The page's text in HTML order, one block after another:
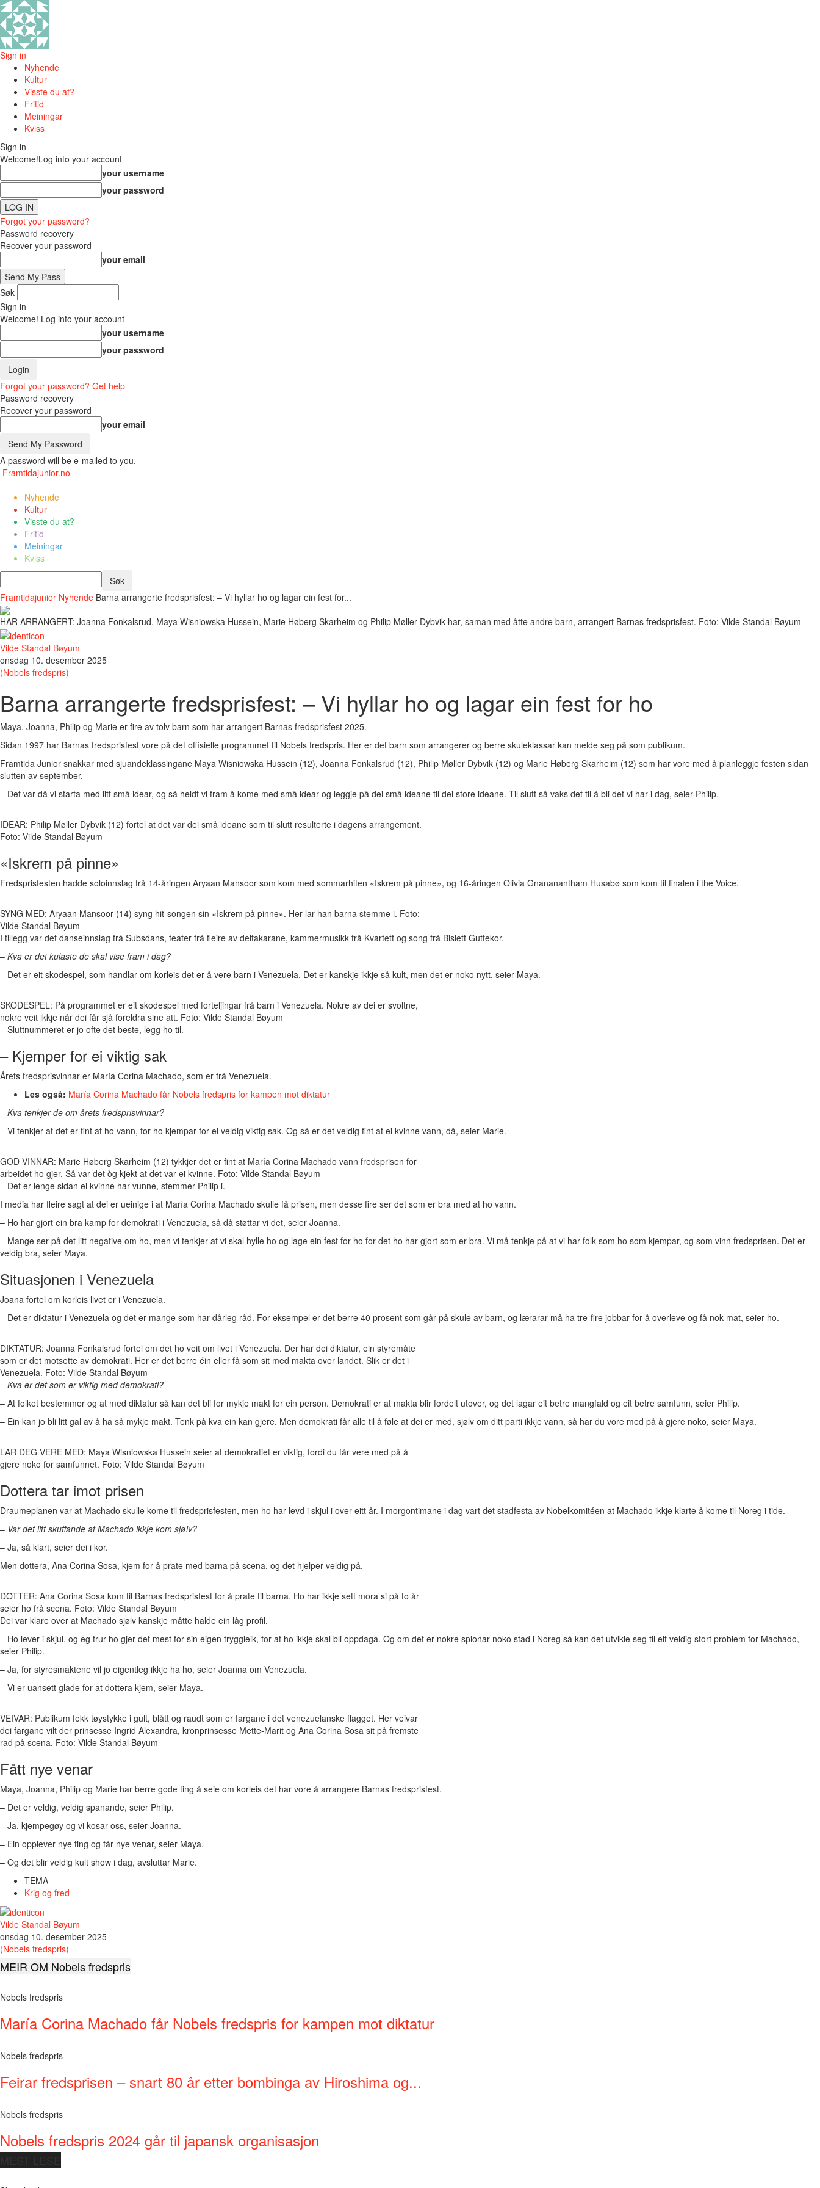
Sign in
Nyhende
Kultur
Visste du at?
Fritid
Meiningar
Kviss
Sign in
Welcome!Log into your account
your username
your password
Forgot your password?
Password recovery
Recover your password
your email
Søk
Sign in
Welcome! Log into your account
your username
your password
Forgot your password? Get help
Password recovery
Recover your password
your email
A password will be e-mailed to you.
Framtidajunior.no
Nyhende
Kultur
Visste du at?
Fritid
Meiningar
Kviss
Framtidajunior Nyhende Barna arrangerte fredsprisfest: – Vi hyllar ho og lagar ein fest for...
HAR ARRANGERT: Joanna Fonkalsrud, Maya Wisniowska Hussein, Marie Høberg Skarheim og Philip Møller Dybvik har, saman med åtte andre barn, arrangert Barnas fredsprisfest. Foto: Vilde Standal Bøyum
Vilde Standal Bøyum
onsdag 10. desember 2025
(Nobels fredspris)
Barna arrangerte fredsprisfest: – Vi hyllar ho og lagar ein fest for ho
Maya, Joanna, Philip og Marie er fire av tolv barn som har arrangert Barnas fredsprisfest 2025.
Sidan 1997 har Barnas fredsprisfest vore på det offisielle programmet til Nobels fredspris. Her er det barn som arrangerer og berre skuleklassar kan melde seg på som publikum.
Framtida Junior snakkar med sjuandeklassingane Maya Wisniowska Hussein (12), Joanna Fonkalsrud (12), Philip Møller Dybvik (12) og Marie Høberg Skarheim (12) som har vore med å planleggje festen sidan
slutten av september.
– Det var då vi starta med litt små idear, og så heldt vi fram å kome med små idear og leggje på dei små ideane til dei store ideane. Til slutt så vaks det til å bli det vi har i dag, seier Philip.
IDEAR: Philip Møller Dybvik (12) fortel at det var dei små ideane som til slutt resulterte i dagens arrangement.
Foto: Vilde Standal Bøyum
«Iskrem på pinne»
Fredsprisfesten hadde soloinnslag frå 14-åringen Aryaan Mansoor som kom med sommarhiten «Iskrem på pinne», og 16-åringen Olivia Gnananantham Husabø som kom til finalen i the Voice.
SYNG MED: Aryaan Mansoor (14) syng hit-songen sin «Iskrem på pinne». Her lar han barna stemme i. Foto:
Vilde Standal Bøyum
I tillegg var det danseinnslag frå Subsdans, teater frå fleire av deltakarane, kammermusikk frå Kvartett og song frå Bislett Guttekor.
– Kva er det kulaste de skal vise fram i dag?
– Det er eit skodespel, som handlar om korleis det er å vere barn i Venezuela. Det er kanskje ikkje så kult, men det er noko nytt, seier Maya.
SKODESPEL: På programmet er eit skodespel med forteljingar frå barn i Venezuela. Nokre av dei er svoltne,
nokre veit ikkje når dei får sjå foreldra sine att. Foto: Vilde Standal Bøyum
– Sluttnummeret er jo ofte det beste, legg ho til.
– Kjemper for ei viktig sak
Årets fredsprisvinnar er María Corina Machado, som er frå Venezuela.
Les også: María Corina Machado får Nobels fredspris for kampen mot diktatur
– Kva tenkjer de om årets fredsprisvinnar?
– Vi tenkjer at det er fint at ho vann, for ho kjempar for ei veldig viktig sak. Og så er det veldig fint at ei kvinne vann, då, seier Marie.
GOD VINNAR: Marie Høberg Skarheim (12) tykkjer det er fint at María Corina Machado vann fredsprisen for
arbeidet ho gjer. Så var det òg kjekt at det var ei kvinne. Foto: Vilde Standal Bøyum
– Det er lenge sidan ei kvinne har vunne, stemmer Philip i.
I media har fleire sagt at dei er ueinige i at María Corina Machado skulle få prisen, men desse fire ser det som er bra med at ho vann.
– Ho har gjort ein bra kamp for demokrati i Venezuela, så då støttar vi det, seier Joanna.
– Mange ser på det litt negative om ho, men vi tenkjer at vi skal hylle ho og lage ein fest for ho for det ho har gjort som er bra. Vi må tenkje på at vi har folk som ho som kjempar, og som vinn fredsprisen. Det er
veldig bra, seier Maya.
Situasjonen i Venezuela
Joana fortel om korleis livet er i Venezuela.
– Det er diktatur i Venezuela og det er mange som har dårleg råd. For eksempel er det berre 40 prosent som går på skule av barn, og lærarar må ha tre-fire jobbar for å overleve og få nok mat, seier ho.
DIKTATUR: Joanna Fonkalsrud fortel om det ho veit om livet i Venezuela. Der har dei diktatur, ein styremåte
som er det motsette av demokrati. Her er det berre éin eller få som sit med makta over landet. Slik er det i
Venezuela. Foto: Vilde Standal Bøyum
– Kva er det som er viktig med demokrati?
– At folket bestemmer og at med diktatur så kan det bli for mykje makt for ein person. Demokrati er at makta blir fordelt utover, og det lagar eit betre mangfald og eit betre samfunn, seier Philip.
– Ein kan jo bli litt gal av å ha så mykje makt. Tenk på kva ein kan gjere. Men demokrati får alle til å føle at dei er med, sjølv om ditt parti ikkje vann, så har du vore med på å gjere noko, seier Maya.
LAR DEG VERE MED: Maya Wisniowska Hussein seier at demokratiet er viktig, fordi du får vere med på å
gjere noko for samfunnet. Foto: Vilde Standal Bøyum
Dottera tar imot prisen
Draumeplanen var at Machado skulle kome til fredsprisfesten, men ho har levd i skjul i over eitt år. I morgontimane i dag vart det stadfesta av Nobelkomitéen at Machado ikkje klarte å kome til Noreg i tide.
– Var det litt skuffande at Machado ikkje kom sjølv?
– Ja, så klart, seier dei i kor.
Men dottera, Ana Corina Sosa, kjem for å prate med barna på scena, og det hjelper veldig på.
DOTTER: Ana Corina Sosa kom til Barnas fredsprisfest for å prate til barna. Ho har ikkje sett mora si på to år
seier ho frå scena. Foto: Vilde Standal Bøyum
Dei var klare over at Machado sjølv kanskje måtte halde ein låg profil.
– Ho lever i skjul, og eg trur ho gjer det mest for sin eigen tryggleik, for at ho ikkje skal bli oppdaga. Og om det er nokre spionar noko stad i Noreg så kan det utvikle seg til eit veldig stort problem for Machado,
seier Philip.
– Ja, for styresmaktene vil jo eigentleg ikkje ha ho, seier Joanna om Venezuela.
– Vi er uansett glade for at dottera kjem, seier Maya.
VEIVAR: Publikum fekk tøystykke i gult, blått og raudt som er fargane i det venezuelanske flagget. Her veivar
dei fargane vilt der prinsesse Ingrid Alexandra, kronprinsesse Mette-Marit og Ana Corina Sosa sit på fremste
rad på scena. Foto: Vilde Standal Bøyum
Fått nye venar
Maya, Joanna, Philip og Marie har berre gode ting å seie om korleis det har vore å arrangere Barnas fredsprisfest.
– Det er veldig, veldig spanande, seier Philip.
– Ja, kjempegøy og vi kosar oss, seier Joanna.
– Ein opplever nye ting og får nye venar, seier Maya.
– Og det blir veldig kult show i dag, avsluttar Marie.
TEMA
Krig og fred
Vilde Standal Bøyum
onsdag 10. desember 2025
(Nobels fredspris)
MEIR OM Nobels fredspris
Nobels fredspris
María Corina Machado får Nobels fredspris for kampen mot diktatur
Nobels fredspris
Feirar fredsprisen – snart 80 år etter bombinga av Hiroshima og...
Nobels fredspris
Nobels fredspris 2024 går til japansk organisasjon